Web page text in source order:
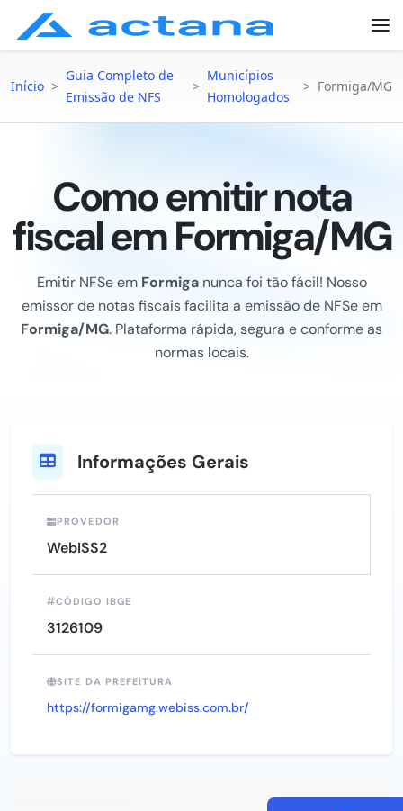
Início >
Guia Completo de
Emissão de NFS
>
Municípios
Homologados
> Formiga/MG
Como emitir nota
fiscal em Formiga/MG
Emitir NFSe em Formiganunca foi tão fácil! Nosso
emissor de notas fiscais facilita a emissão de NFSe em
Formiga/MG. Plataforma rápida, segura e conforme as
normas locais.
Informações Gerais
PROVEDOR
WebISS2
CÓDIGO IBGE
3126109
SITE DA PREFEITURA
https://formigamg.webiss.com.br/